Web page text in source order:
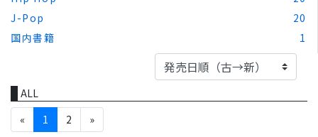
J-Pop
20
国内書籍
1
ALL
«
1 2 »